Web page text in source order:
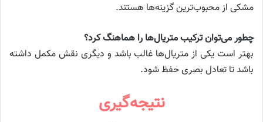
مشکی از محبوب‌ترین گزینه‌ها هستند.
چطور می‌توان ترکیب متریال‌ها را هماهنگ کرد؟
بهتر است یکی از متریال‌ها غالب باشد و دیگری نقش مکمل داشته
باشد تا تعادل بصری حفظ شود.
نتیجه‌گیری